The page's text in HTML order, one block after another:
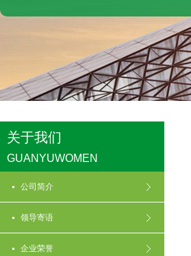
关于我们
GUANYUWOMEN
公司简介
领导寄语
企业荣誉